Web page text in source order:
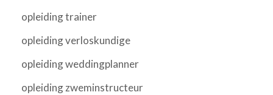
opleiding trainer
opleiding verloskundige
opleiding weddingplanner
opleiding zweminstructeur